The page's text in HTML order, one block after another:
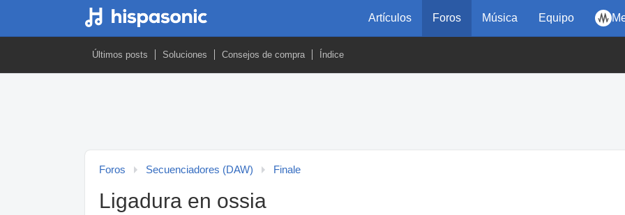
Artículos Foros Música Equipo
Últimos posts Soluciones Consejos de compra Índice
Foros Secuenciadores (DAW) Finale
Ligadura en ossia